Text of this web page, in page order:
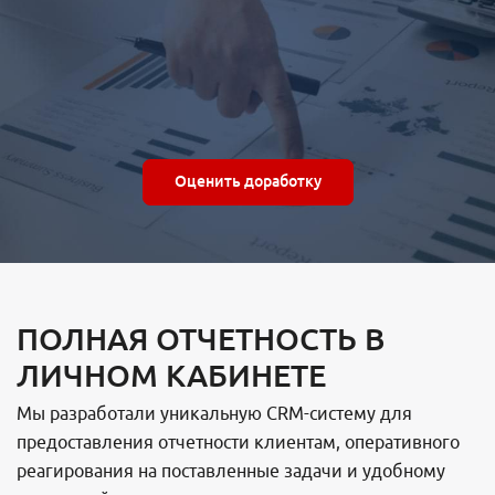
Оценить доработку
ПОЛНАЯ ОТЧЕТНОСТЬ В
ЛИЧНОМ КАБИНЕТЕ
Мы разработали уникальную CRM-систему для
предоставления отчетности клиентам, оперативного
реагирования на поставленные задачи и удобному